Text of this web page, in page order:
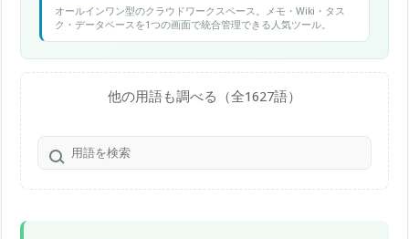
オールインワン型のクラウドワークスペース。メモ・Wiki・タス
ク・データベースを1つの画面で統合管理できる人気ツール。
他の用語も調べる（全1627語）